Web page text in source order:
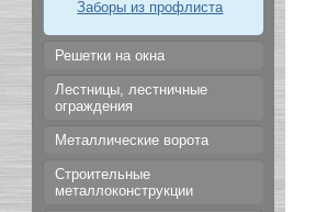
Заборы из профлиста
Решетки на окна
Лестницы, лестничные
ограждения
Металлические ворота
Строительные
металлоконструкции